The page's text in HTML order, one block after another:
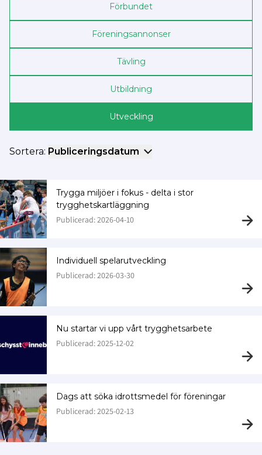
Förbundet
Föreningsannonser
Tävling
Utbildning
Utveckling
Sortera: Publiceringsdatum
Trygga miljöer i fokus - delta i stor
trygghetskartläggning
Publicerad: 2026-04-10
Individuell spelarutveckling
Publicerad: 2026-03-30
Nu startar vi upp vårt trygghetsarbete
Publicerad: 2025-12-02
Dags att söka idrottsmedel för föreningar
Publicerad: 2025-02-13